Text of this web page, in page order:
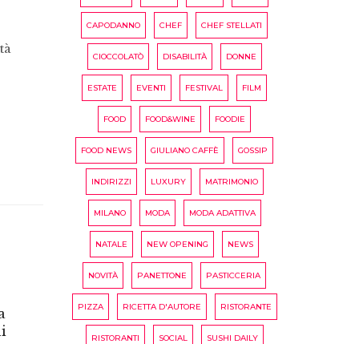
CAPODANNO CHEF CHEF STELLATI
CIOCCOLATÒ DISABILITÀ DONNE
ESTATE EVENTI FESTIVAL FILM
FOOD FOOD&WINE FOODIE
FOOD NEWS GIULIANO CAFFÈ GOSSIP
INDIRIZZI LUXURY MATRIMONIO
MILANO MODA MODA ADATTIVA
NATALE NEW OPENING NEWS
NOVITÀ PANETTONE PASTICCERIA
PIZZA RICETTA D'AUTORE RISTORANTE
RISTORANTI SOCIAL SUSHI DAILY